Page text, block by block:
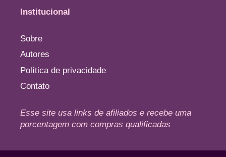
Institucional
Sobre
Autores
Política de privacidade
Contato
Esse site usa links de afiliados e recebe uma
porcentagem com compras qualificadas